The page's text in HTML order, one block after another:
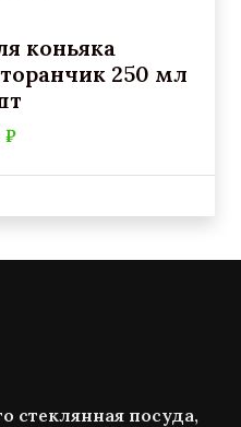
коньяка
250 мл
₽
стеклянная посуда,